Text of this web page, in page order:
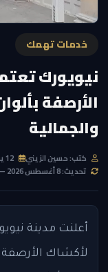
خدمات تهمك
نيويورك
الأرصفة
والجمالية
كتب: حسين الزيني
تحديث: 8 أغسطس 2026 — 10:39 PM
أعلنت مدينة